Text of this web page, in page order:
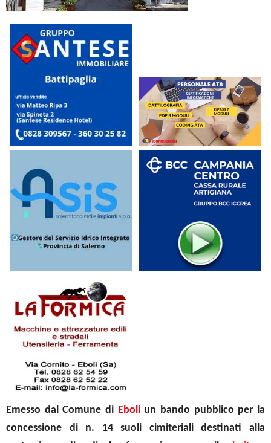
Emesso dal Comune di Eboli un bando pubblico per la
concessione di n. 14 suoli cimiteriali destinati alla